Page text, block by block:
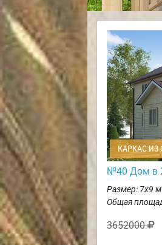
КАРКАС ИЗ
№40 Дом в
Размер: 7х9 м
Общая
3652000